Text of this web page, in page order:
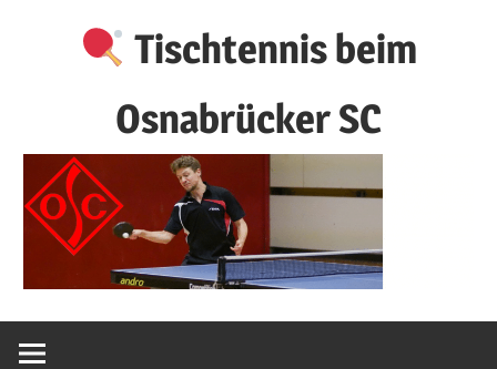
Tischtennis beim
Osnabrücker SC